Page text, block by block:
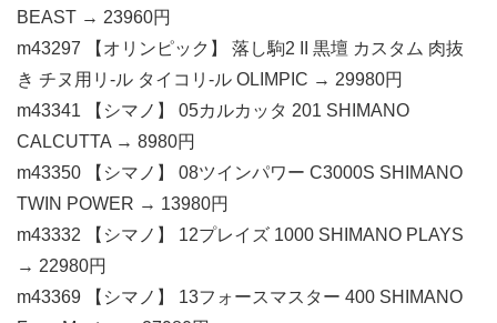
BEAST → 23960円
m43297 【オリンピック】 落し駒2 II 黒壇 カスタム 肉抜
き チヌ用リ-ル タイコリ-ル OLIMPIC → 29980円
m43341 【シマノ】 05カルカッタ 201 SHIMANO
CALCUTTA → 8980円
m43350 【シマノ】 08ツインパワー C3000S SHIMANO
TWIN POWER → 13980円
m43332 【シマノ】 12プレイズ 1000 SHIMANO PLAYS
→ 22980円
m43369 【シマノ】 13フォースマスター 400 SHIMANO